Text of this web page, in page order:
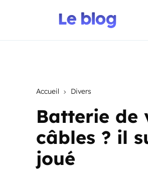
Accueil Divers
Batterie de
câbles ? il
joué